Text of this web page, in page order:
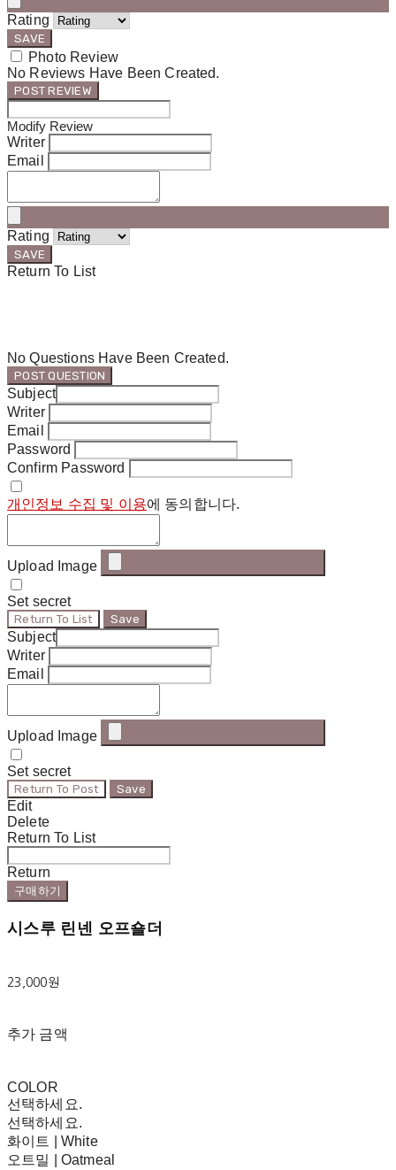
Rating
SAVE
Photo Review
No Reviews Have Been Created.
POST REVIEW
Modify Review
Writer
Email
Rating
SAVE
Return To List
No Questions Have Been Created.
POST QUESTION
Subject
Writer
Email
Password
Confirm Password
개인정보 수집 및 이용에 동의합니다.
Upload Image
Set secret
Return To List Save
Subject
Writer
Email
Upload Image
Set secret
Return To Post Save
Edit
Delete
Return To List
Return
구매하기
시스루 린넨 오프숄더
23,000원
추가 금액
COLOR
선택하세요.
선택하세요.
화이트 | White
오트밀 | Oatmeal